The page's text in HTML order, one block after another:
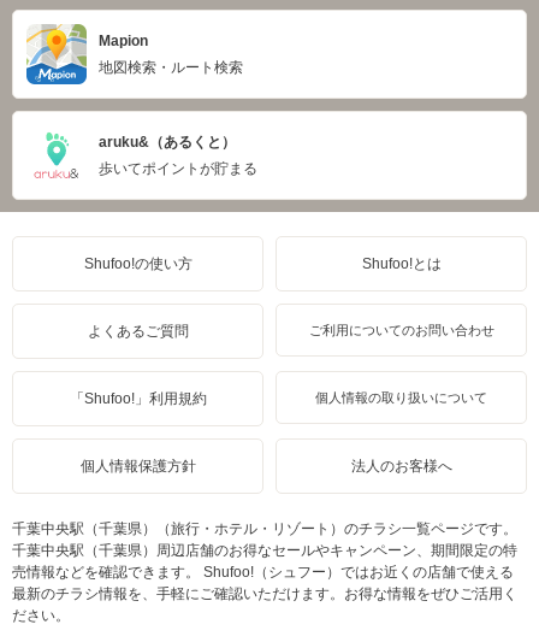
Mapion
地図検索・ルート検索
aruku&（あるくと）
歩いてポイントが貯まる
Shufoo!の使い方 Shufoo!とは
よくあるご質問 ご利用についてのお問い合わせ
「Shufoo!」利用規約 個人情報の取り扱いについて
個人情報保護方針 法人のお客様へ
千葉中央駅（千葉県）（旅行・ホテル・リゾート）のチラシ一覧ページです。
千葉中央駅（千葉県）周辺店舗のお得なセールやキャンペーン、期間限定の特
売情報などを確認できます。 Shufoo!（シュフー）ではお近くの店舗で使える
最新のチラシ情報を、手軽にご確認いただけます。お得な情報をぜひご活用く
ださい。